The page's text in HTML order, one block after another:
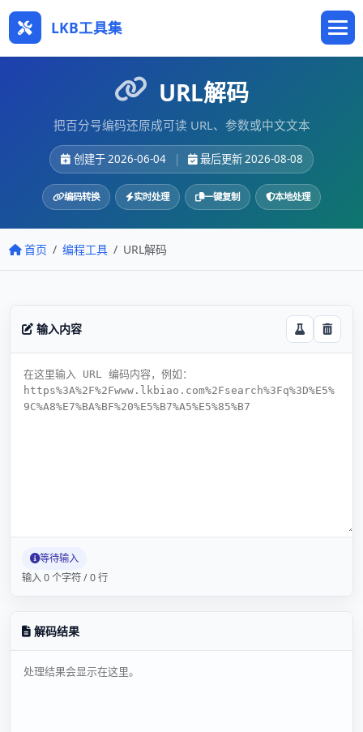
LKB工具集
URL解码
把百分号编码还原成可读 URL、参数或中文文本
创建于 2026-06-04 | 最后更新 2026-08-08
编码转换 实时处理 一键复制 本地处理
首页 编程工具 URL解码
输入内容
等待输入
输入 0 个字符 / 0 行
解码结果